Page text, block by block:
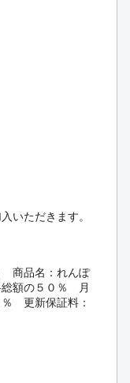
いただきます。
商品名：れんぽ
額の５０％ 月
更新保証料：